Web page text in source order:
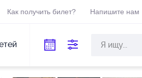
Как получить билет? Напишите нам